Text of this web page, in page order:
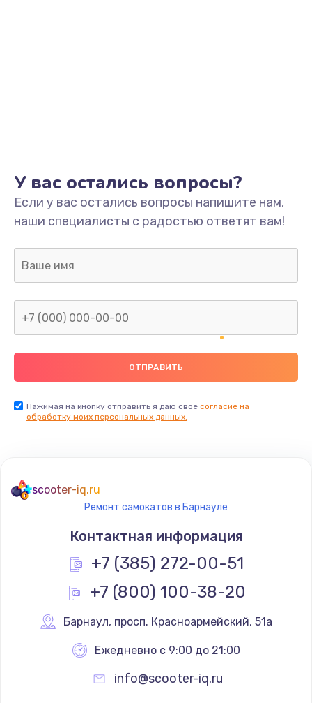
У вас остались вопросы?
Если у вас остались вопросы напишите нам,
наши специалисты с радостью ответят вам!
Нажимая на кнопку отправить я даю свое согласие на
обработку моих персональных данных.
scooter-iq.ru
Ремонт самокатов в Барнауле
Контактная информация
+7 (385) 272-00-51
+7 (800) 100-38-20
Барнаул, просп. Красноармейский, 51а
Ежедневно с 9:00 до 21:00
info@scooter-iq.ru